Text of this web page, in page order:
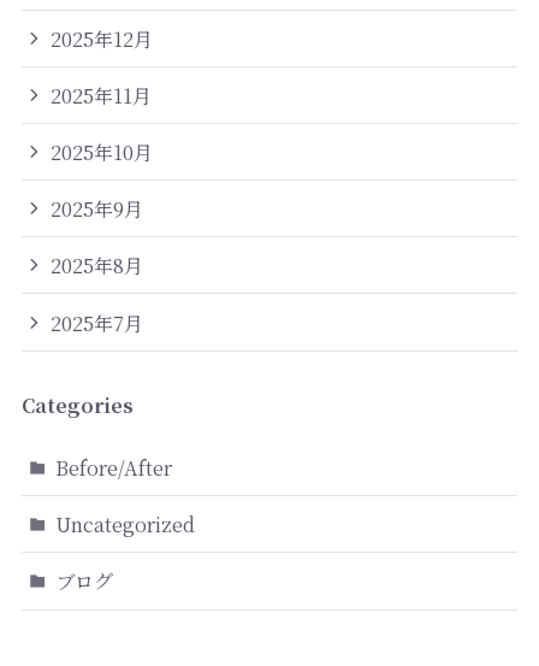
2025年12月
2025年11月
2025年10月
2025年9月
2025年8月
2025年7月
Categories
Before/After
Uncategorized
ブログ